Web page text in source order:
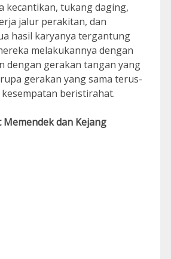
kecantikan, tukang daging,
jalur perakitan, dan
hasil karyanya tergantung
melakukannya dengan
dengan gerakan tangan yang
gerakan yang sama terus-
beristirahat.
dan Kejang